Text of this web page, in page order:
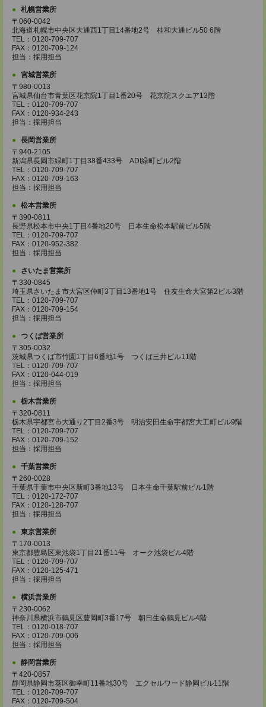
札幌営業所
〒060-0042
北海道札幌市中央区大通西1丁目14番地2号 桂和大通ビル50 6階
TEL：0120-709-707
FAX：0120-709-124
担当：採用担当
宮城営業所
〒980-0013
宮城県仙台市青葉区花京院1丁目1番20号 花京院スクエア13階
TEL：0120-709-707
FAX：0120-934-243
担当：採用担当
長岡営業所
〒940-2105
新潟県長岡市緑町1丁目38番433号 ADI緑町ビル2階
TEL：0120-709-707
FAX：0120-709-163
担当：採用担当
松本営業所
〒390-0811
長野県松本市中央1丁目4番地20号 日本生命松本駅前ビル5階
TEL：0120-709-707
FAX：0120-952-382
担当：採用担当
さいたま営業所
〒330-0845
埼玉県さいたま市大宮区仲町3丁目13番地1号 住友生命大宮第2ビル3階
TEL：0120-709-707
FAX：0120-709-154
担当：採用担当
つくば営業所
〒305-0032
茨城県つくば市竹園1丁目6番地1号 つくば三井ビル11階
TEL：0120-709-707
FAX：0120-044-019
担当：採用担当
栃木営業所
〒320-0811
栃木県宇都宮市大通り2丁目2番3号 明治安田生命宇都宮大工町ビル9階
TEL：0120-709-707
FAX：0120-709-152
担当：採用担当
千葉営業所
〒260-0028
千葉県千葉市中央区新町3番地13号 日本生命千葉駅前ビル1階
TEL：0120-172-707
FAX：0120-128-707
担当：採用担当
東京営業所
〒170-0013
東京都豊島区東池袋1丁目21番11号 オーク池袋ビル4階
TEL：0120-709-707
FAX：0120-125-471
担当：採用担当
横浜営業所
〒230-0062
神奈川県横浜市鶴見区豊岡町3番17号 朝日生命鶴見ビル4階
TEL：0120-018-707
FAX：0120-709-006
担当：採用担当
静岡営業所
〒420-0857
静岡県静岡市葵区御幸町11番地30号 エクセルワード静岡ビル11階
TEL：0120-709-707
FAX：0120-709-504